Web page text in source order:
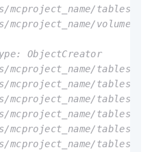
tables/
volumes/
ObjectCreator
mcproject_name/tables/
tables/
tables/
tables/
tables/
tables/